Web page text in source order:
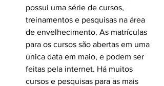
possui uma série de cursos,
treinamentos e pesquisas na área
de envelhecimento. As matrículas
para os cursos são abertas em uma
única data em maio, e podem ser
feitas pela internet. Há muitos
cursos e pesquisas para as mais